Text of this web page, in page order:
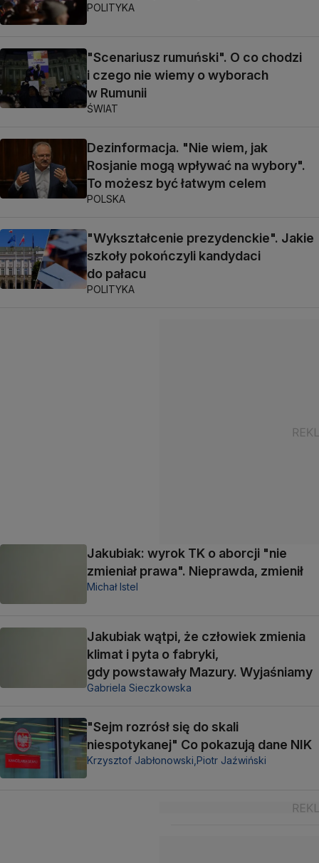
POLITYKA
"Scenariusz rumuński". O co chodzi
i czego nie wiemy o wyborach
w Rumunii
ŚWIAT
Dezinformacja. "Nie wiem, jak
Rosjanie mogą wpływać na wybory".
To możesz być łatwym celem
POLSKA
"Wykształcenie prezydenckie". Jakie
szkoły pokończyli kandydaci
do pałacu
POLITYKA
Jakubiak: wyrok TK o aborcji "nie
zmieniał prawa". Nieprawda, zmienił
Michał Istel
Jakubiak wątpi, że człowiek zmienia
klimat i pyta o fabryki,
gdy powstawały Mazury. Wyjaśniamy
Gabriela Sieczkowska
"Sejm rozrósł się do skali
niespotykanej" Co pokazują dane NIK
Krzysztof Jabłonowski, Piotr Jaźwiński